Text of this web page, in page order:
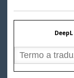
DeepL